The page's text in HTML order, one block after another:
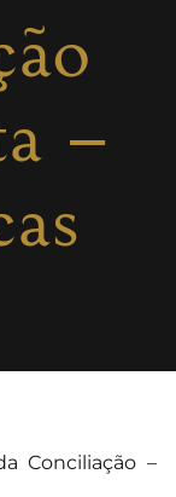
–
Conciliação –